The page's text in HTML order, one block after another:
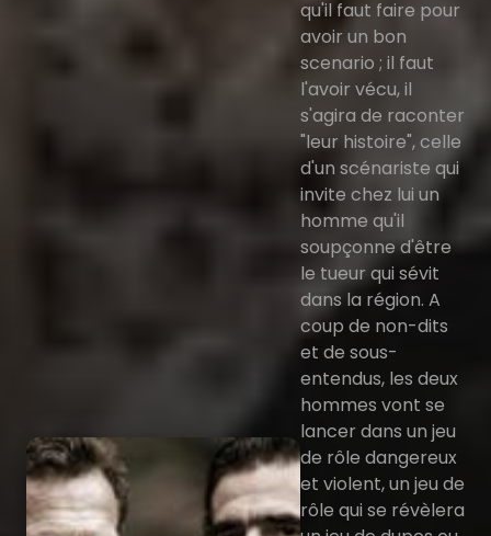
qu'il faut faire pour
avoir un bon
scenario ; il faut
l'avoir vécu, il
s'agira de raconter
"leur histoire", celle
d'un scénariste qui
invite chez lui un
homme qu'il
soupçonne d'être
le tueur qui sévit
dans la région. A
coup de non-dits
et de sous-
entendus, les deux
hommes vont se
lancer dans un jeu
de rôle dangereux
et violent, un jeu de
rôle qui se révèlera